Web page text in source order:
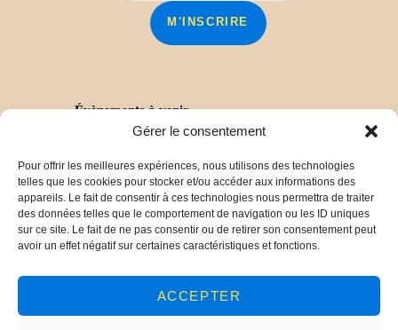
Gérer le consentement
Pour offrir les meilleures expériences, nous utilisons des technologies
telles que les cookies pour stocker et/ou accéder aux informations des
appareils. Le fait de consentir à ces technologies nous permettra de traiter
des données telles que le comportement de navigation ou les ID uniques
sur ce site. Le fait de ne pas consentir ou de retirer son consentement peut
avoir un effet négatif sur certaines caractéristiques et fonctions.
ACCEPTER
Évènements à venir
Derniers travaux
Vers un label « Pays d’Art et d’Histoire » pour
les Balcons du Dauphiné !
30 mars 2025
Chronique Ollivet : vers la publication d’un livre !
29 mars 2025
Panossas (38)
23 décembre 2024
Conférence sur les monuments aux morts de